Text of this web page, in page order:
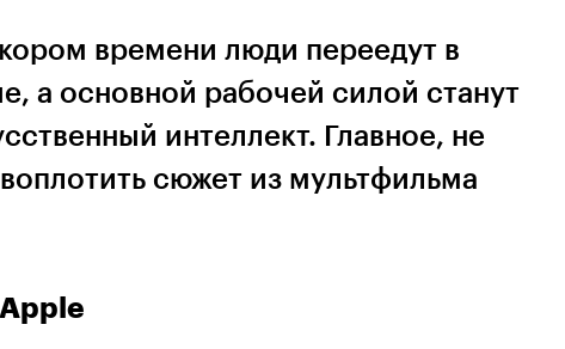
времени люди переедут в
а основной рабочей силой станут
интеллект. Главное, не
сюжет из мультфильма